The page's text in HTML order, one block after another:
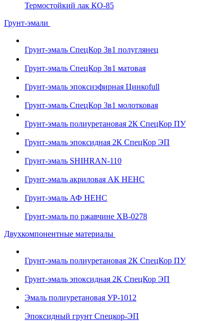
Термостойкий лак КО-85
Грунт-эмали
Грунт-эмаль СпецКор 3в1 полуглянец
Грунт-эмаль СпецКор 3в1 матовая
Грунт-эмаль эпоксиэфирная Цинкоfull
Грунт-эмаль СпецКор 3в1 молотковая
Грунт-эмаль полиуретановая 2К СпецКор ПУ
Грунт-эмаль эпоксидная 2К СпецКор ЭП
Грунт-эмаль SHIHRAN-110
Грунт-эмаль акриловая АК НЕНС
Грунт-эмаль АФ НЕНС
Грунт-эмаль по ржавчине ХВ-0278
Двухкомпонентные материалы
Грунт-эмаль полиуретановая 2К СпецКор ПУ
Грунт-эмаль эпоксидная 2К СпецКор ЭП
Эмаль полиуретановая УР-1012
Эпоксидный грунт Спецкор-ЭП